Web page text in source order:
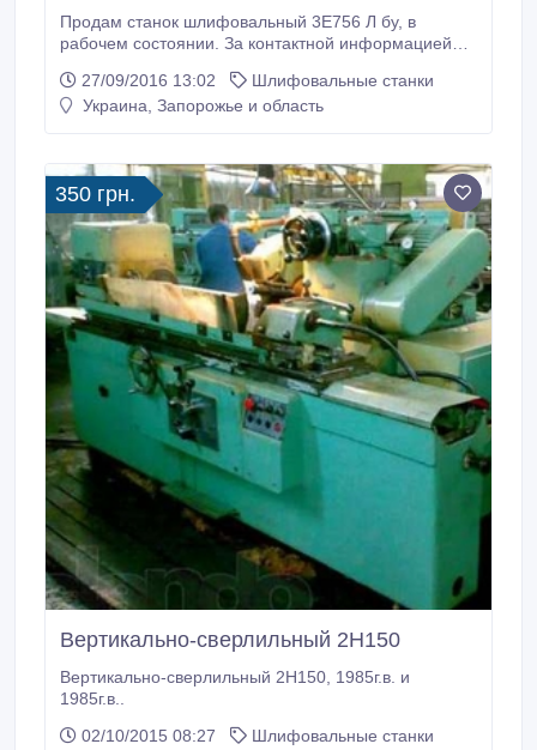
Продам станок шлифовальный 3Е756 Л бу, в
рабочем состоянии. За контактной информацией
по электронной почте: godar@mail.ru;
commerce@talko.com.ua.
27/09/2016 13:02
Шлифовальные станки
Украина, Запорожье и область
350 грн.
Вертикально-сверлильный 2Н150
Вертикально-сверлильный 2Н150, 1985г.в. и
1985г.в..
02/10/2015 08:27
Шлифовальные станки